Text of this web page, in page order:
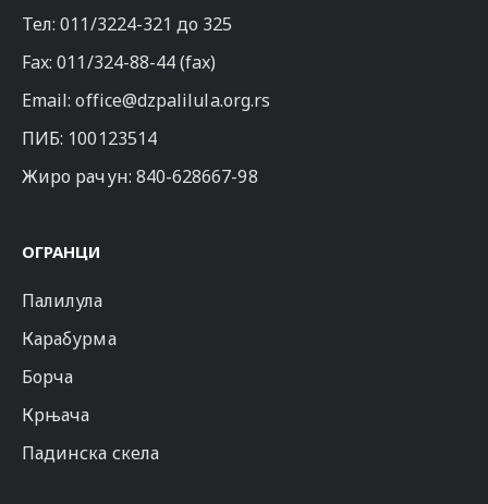
Тел:011/3224-321 до 325
Fax: 011/324-88-44 (fax)
Email:office@dzpalilula.org.rs
ПИБ: 100123514
Жиро рачун: 840-628667-98
ОГРАНЦИ
Палилула
Карабурма
Борча
Крњача
Падинска скела